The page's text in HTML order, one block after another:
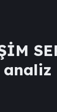
analiz